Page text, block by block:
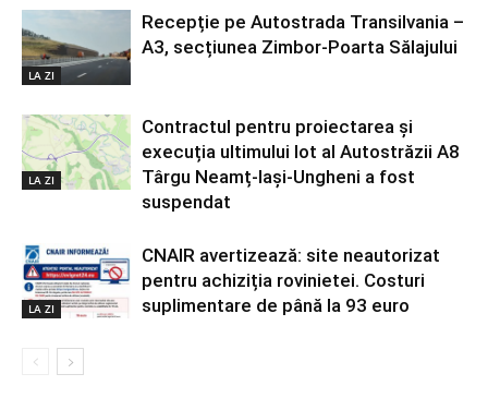
LA ZI
Recepție pe Autostrada Transilvania –
A3, secțiunea Zimbor-Poarta Sălajului
LA ZI
Contractul pentru proiectarea și
execuția ultimului lot al Autostrăzii A8
Târgu Neamț-Iași-Ungheni a fost
suspendat
LA ZI
CNAIR avertizează: site neautorizat
pentru achiziția rovinietei. Costuri
suplimentare de până la 93 euro